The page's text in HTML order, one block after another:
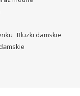
Bluzki damskie